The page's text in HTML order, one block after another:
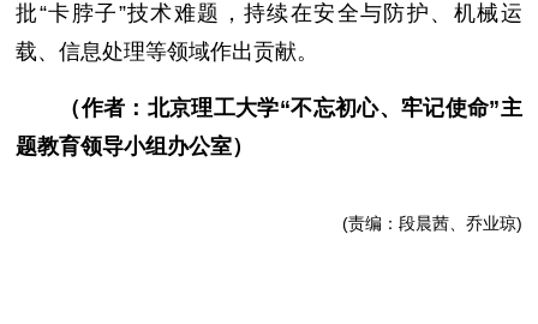
批“卡脖子”技术难题，持续在安全与防护、机械运
载、信息处理等领域作出贡献。
（作者：北京理工大学“不忘初心、牢记使命”主
题教育领导小组办公室）
(责编：段晨茜、乔业琼)